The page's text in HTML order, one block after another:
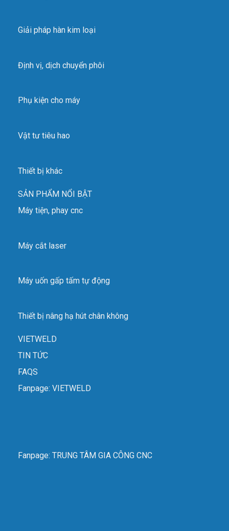
Giải pháp hàn kim loại
Định vị, dịch chuyển phôi
Phụ kiện cho máy
Vật tư tiêu hao
Thiết bị khác
SẢN PHẨM NỔI BẬT
Máy tiện, phay cnc
Máy cắt laser
Máy uốn gấp tấm tự động
Thiết bị nâng hạ hút chân không
VIETWELD
TIN TỨC
FAQS
Fanpage: VIETWELD
Fanpage: TRUNG TÂM GIA CÔNG CNC